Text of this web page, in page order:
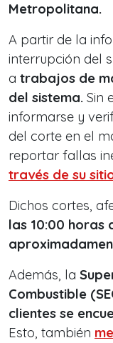
Metropolitana.
A partir de la
interrupción del
a trabajos de
del sistema. Sin
informarse y
del corte en el
reportar fallas
través de su
Dichos cortes,
las 10:00 horas
Además, la
Combustible
clientes se
Esto, también